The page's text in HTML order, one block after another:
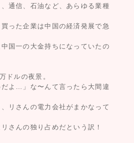
通信、石油など、あらゆる業種
った企業は中国の経済発展で急
国一の大金持ちになっていたの
ドルの夜景。
だよ…」な〜んて言ったら大間違
リさんの電力会社がまかなって
さんの独り占めだという訳！